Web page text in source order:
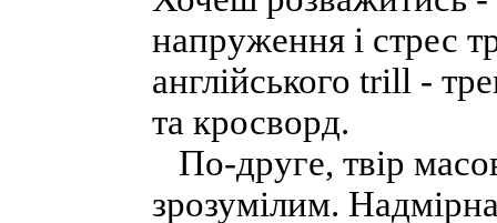
напруження і стрес
англійського trill -
та кросворд.
По-друге, твір
зрозумілим.